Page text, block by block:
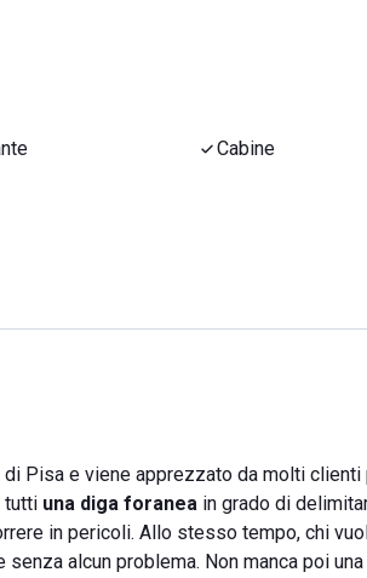
Cabine
Pisa e viene apprezzato da molti clienti
tutti una diga foranea in grado di
in pericoli. Allo stesso tempo, chi
alcun problema. Non manca poi una